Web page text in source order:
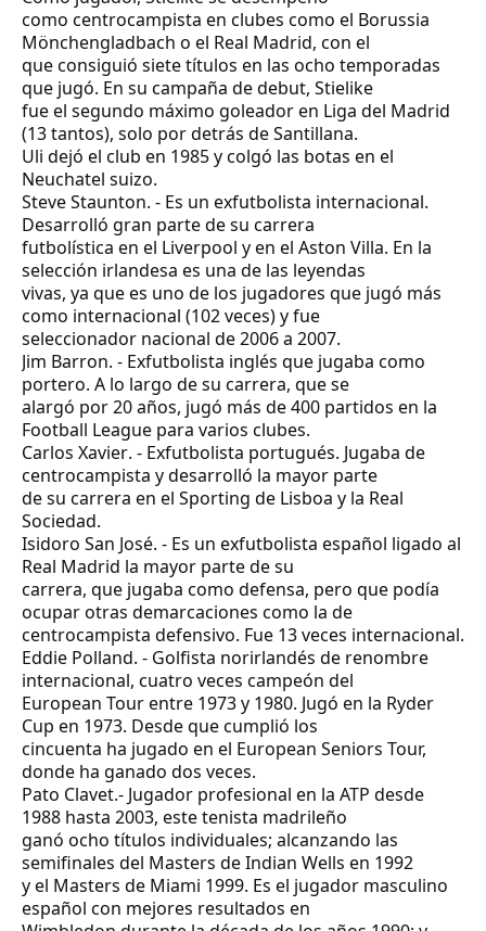
como centrocampista en clubes como el Borussia
Mönchengladbach o el Real Madrid, con el
que consiguió siete títulos en las ocho temporadas
que jugó. En su campaña de debut, Stielike
fue el segundo máximo goleador en Liga del Madrid
(13 tantos), solo por detrás de Santillana.
Uli dejó el club en 1985 y colgó las botas en el
Neuchatel suizo.
Steve Staunton. - Es un exfutbolista internacional.
Desarrolló gran parte de su carrera
futbolística en el Liverpool y en el Aston Villa. En la
selección irlandesa es una de las leyendas
vivas, ya que es uno de los jugadores que jugó más
como internacional (102 veces) y fue
seleccionador nacional de 2006 a 2007.
Jim Barron. - Exfutbolista inglés que jugaba como
portero. A lo largo de su carrera, que se
alargó por 20 años, jugó más de 400 partidos en la
Football League para varios clubes.
Carlos Xavier. - Exfutbolista portugués. Jugaba de
centrocampista y desarrolló la mayor parte
de su carrera en el Sporting de Lisboa y la Real
Sociedad.
Isidoro San José. - Es un exfutbolista español ligado al
Real Madrid la mayor parte de su
carrera, que jugaba como defensa, pero que podía
ocupar otras demarcaciones como la de
centrocampista defensivo. Fue 13 veces internacional.
Eddie Polland. - Golfista norirlandés de renombre
internacional, cuatro veces campeón del
European Tour entre 1973 y 1980. Jugó en la Ryder
Cup en 1973. Desde que cumplió los
cincuenta ha jugado en el European Seniors Tour,
donde ha ganado dos veces.
Pato Clavet.- Jugador profesional en la ATP desde
1988 hasta 2003, este tenista madrileño
ganó ocho títulos individuales; alcanzando las
semifinales del Masters de Indian Wells en 1992
y el Masters de Miami 1999. Es el jugador masculino
español con mejores resultados en